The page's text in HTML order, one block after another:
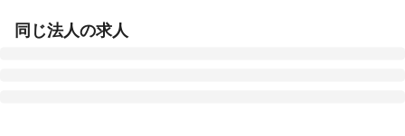
同じ法人の求人